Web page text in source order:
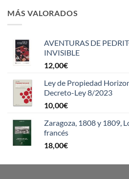
MÁS VALORADOS
AVENTURAS DE
INVISIBLE
12,00€
Ley de Propiedad
Decreto-Ley 8/2023
10,00€
Zaragoza, 1808 y 1809,
francés
18,00€